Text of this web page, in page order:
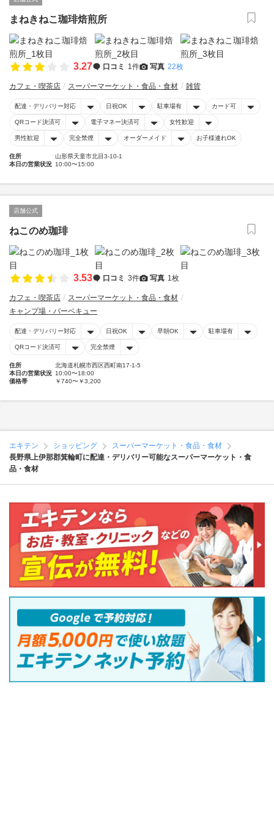
まねきねこ珈琲焙煎所
3.27 口コミ 1件 写真 22枚
カフェ・喫茶店 スーパーマーケット・食品・食材 雑貨
配達・デリバリー対応 日祝OK 駐車場有 カード可
QRコード決済可 電子マネー決済可 女性歓迎
男性歓迎 完全禁煙 オーダーメイド お子様連れOK
住所
山形県天童市北目3-10-1
本日の営業状況 10:00〜15:00
店舗公式
ねこのめ珈琲
3.53 口コミ 3件 写真 1枚
カフェ・喫茶店
スーパーマーケット・食品・食材
キャンプ場・バーベキュー
配達・デリバリー対応 日祝OK 早朝OK 駐車場有
QRコード決済可 完全禁煙
住所
北海道札幌市西区西町南17-1-5
本日の営業状況 10:00〜18:00
価格帯
￥740〜￥3,200
エキテン ショッピング
スーパーマーケット・食品・食材
長野県上伊那郡箕輪町に配達・デリバリー可能なスーパーマーケット・食
品・食材